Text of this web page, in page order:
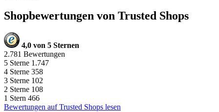
Shopbewertungen von Trusted Shops
4,0 von 5 Sternen
2.781 Bewertungen
5 Sterne 1.747
4 Sterne 358
3 Sterne 102
2 Sterne 108
1 Stern 466
Bewertungen auf Trusted Shops lesen